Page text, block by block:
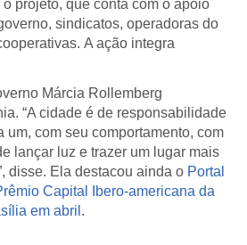
projeto, que conta com o apoio
sindicatos, operadoras do
A ação integra
Márcia Rollemberg
“A cidade é de responsabilidade
um, com seu comportamento, com
lançar luz e trazer um lugar mais
disse. Ela destacou ainda o Portal
Capital Ibero-americana da
em abril .